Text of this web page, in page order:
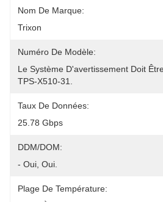
Nom De Marque:
Trixon
Numéro De Modèle:
Le Système D'avertissement Doit
TPS-X510-31.
Taux De Données:
25.78 Gbps
DDM/DOM:
- Oui, Oui.
Plage De Température: